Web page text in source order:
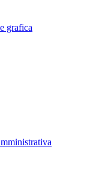
grafica